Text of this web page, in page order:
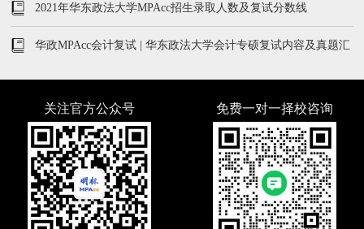
2021年华东政法大学MPAcc招生录取人数及复试分数线
华政MPAcc会计复试 | 华东政法大学会计专硕复试内容及真题汇
总
关注官方公众号 免费一对一择校咨询